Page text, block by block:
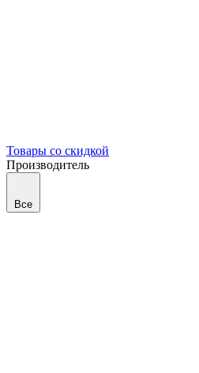
Товары со скидкой
Производитель
Все